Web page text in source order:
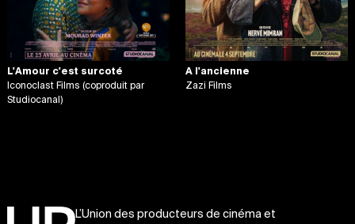
L'Amour c'est surcoté
Iconoclast Films (coproduit par
Studiocanal)
A l'ancienne
Zazi Films
L’Union des producteurs de cinéma et